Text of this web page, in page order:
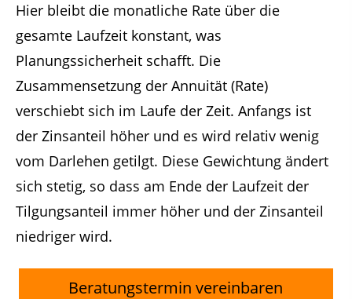
Hier bleibt die monatliche Rate über die
gesamte Laufzeit konstant, was
Planungssicherheit schafft. Die
Zusammensetzung der Annuität (Rate)
verschiebt sich im Laufe der Zeit. Anfangs ist
der Zinsanteil höher und es wird relativ wenig
vom Darlehen getilgt. Diese Gewichtung ändert
sich stetig, so dass am Ende der Laufzeit der
Tilgungsanteil immer höher und der Zinsanteil
niedriger wird.
Beratungstermin vereinbaren